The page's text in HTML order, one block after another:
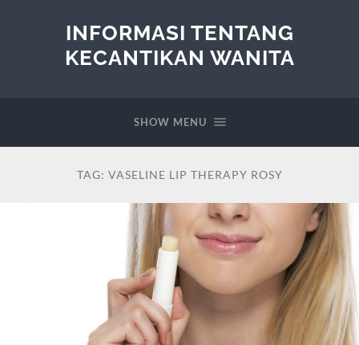
INFORMASI TENTANG
KECANTIKAN WANITA
SHOW MENU
TAG: VASELINE LIP THERAPY ROSY